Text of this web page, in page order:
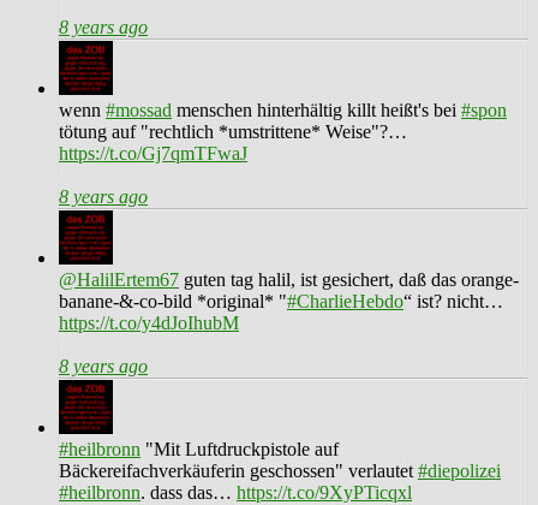
8 years ago
wenn #mossad menschen hinterhältig killt heißt's bei #spon
tötung auf "rechtlich *umstrittene* Weise"?…
https://t.co/Gj7qmTFwaJ
8 years ago
@HalilErtem67 guten tag halil, ist gesichert, daß das orange-
banane-&-co-bild *original* "#CharlieHebdo“ ist? nicht…
https://t.co/y4dJoIhubM
8 years ago
#heilbronn "Mit Luftdruckpistole auf
Bäckereifachverkäuferin geschossen" verlautet #diepolizei
#heilbronn. dass das… https://t.co/9XyPTicqxl